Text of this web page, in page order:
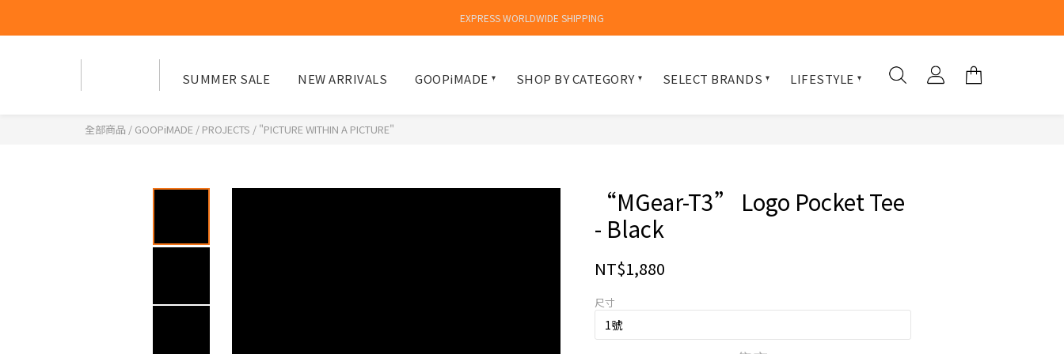
EXPRESS WORLDWIDE SHIPPING
SUMMER SALE NEW ARRIVALS GOOPiMADE SHOP BY CATEGORY SELECT BRANDS LIFESTYLE
全部商品 / GOOPiMADE / PROJECTS / "PICTURE WITHIN A PICTURE"
“MGear-T3” Logo Pocket Tee
- Black
NT$1,880
尺寸